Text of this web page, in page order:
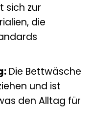
sich zur
die
Die Bettwäsche
und ist
den Alltag für